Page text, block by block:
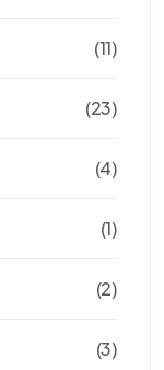
(11)
(23)
(4)
(1)
(2)
(3)